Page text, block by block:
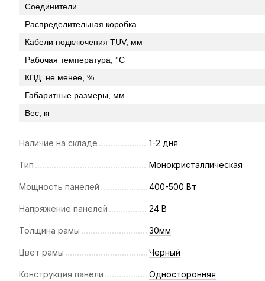
Соединители
Распределительная коробка
Кабели подключения TUV, мм
Рабочая температура, °С
КПД. не менее, %
Габаритные размеры, мм
Вес, кг
Наличие на складе 1-2 дня
Тип Монокристаллическая
Мощность панелей 400-500 Вт
Напряжение панелей 24 В
Толщина рамы 30мм
Цвет рамы Черный
Конструкция панели Односторонняя